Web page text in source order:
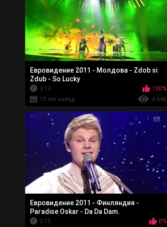
Евровидение 2011 - Молдова - Zdob si
Zdub - So Lucky
3:13
100%
15 лет назад
4 846
Евровидение 2011 - Финляндия -
Paradise Oskar - Da Da Dam.
3:15
0%